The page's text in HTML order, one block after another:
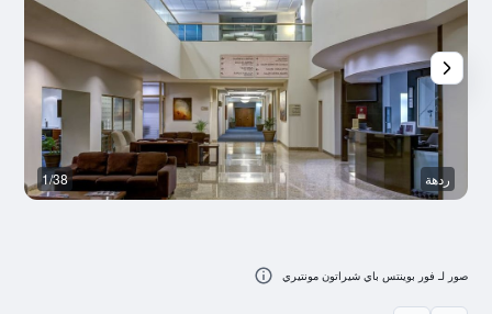
ردهة 1/38
صور لـ فور بوينتس باي شيراتون مونتيري